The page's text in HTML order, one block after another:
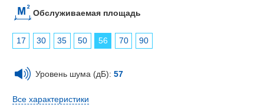
Обслуживаемая площадь
17 30 35 50 56 70 90
Уровень шума (дБ): 57
Все характеристики